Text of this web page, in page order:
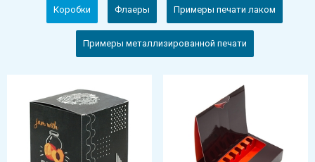
Коробки Флаеры Примеры печати лаком
Примеры металлизированной печати